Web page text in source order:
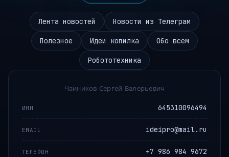
Лента новостей Новости из Телеграм
Полезное Идеи копилка Обо всем
Робототехника
Чаиников Сергей Валерьевич
ИНН 645310096494
EMAIL ideipro@mail.ru
ТЕЛЕФОН +7 986 984 9672